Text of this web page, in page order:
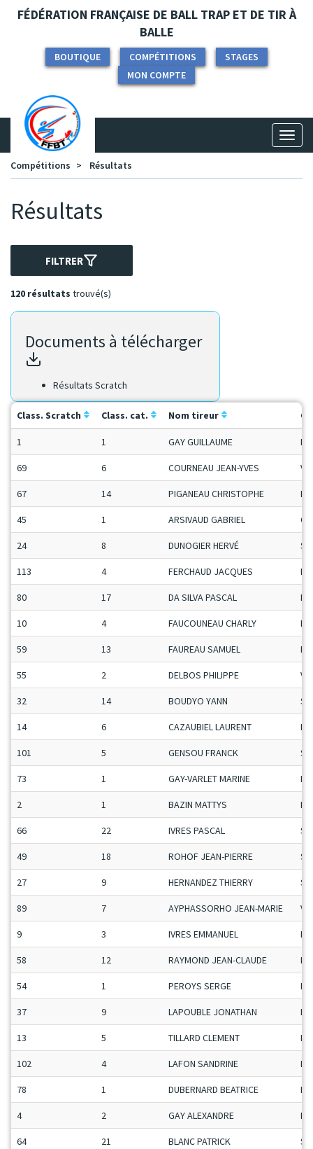
Panneau de gestion des cookies
FÉDÉRATION FRANÇAISE DE BALL TRAP ET DE TIR À
BALLE
BOUTIQUE COMPÉTITIONS
STAGES
MON COMPTE
Compétitions
Résultats
Résultats
FILTRER
120 résultats trouvé(s)
Documents à télécharger
Résultats Scratch
Class. Scratch Class. cat. Nom tireur
1 1 GAY GUILLAUME
69 6 COURNEAU JEAN-YVES
67 14 PIGANEAU CHRISTOPHE
45 1 ARSIVAUD GABRIEL
24 8 DUNOGIER HERVÉ
113 4 FERCHAUD JACQUES
80 17 DA SILVA PASCAL
10 4 FAUCOUNEAU CHARLY
59 13 FAUREAU SAMUEL
55 2 DELBOS PHILIPPE
32 14 BOUDYO YANN
14 6 CAZAUBIEL LAURENT
101 5 GENSOU FRANCK
73 1 GAY-VARLET MARINE
2 1 BAZIN MATTYS
66 22 IVRES PASCAL
49 18 ROHOF JEAN-PIERRE
27 9 HERNANDEZ THIERRY
89 7 AYPHASSORHO JEAN-MARIE
9 3 IVRES EMMANUEL
58 12 RAYMOND JEAN-CLAUDE
54 1 PEROYS SERGE
37 9 LAPOUBLE JONATHAN
13 5 TILLARD CLEMENT
102 4 LAFON SANDRINE
78 1 DUBERNARD BEATRICE
4 2 GAY ALEXANDRE
64 21 BLANC PATRICK